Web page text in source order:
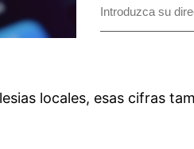
locales, esas cifras